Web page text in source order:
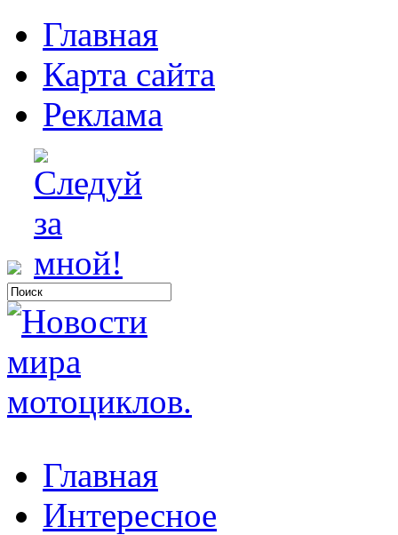
Главная
Карта сайта
Реклама
Главная
Интересное